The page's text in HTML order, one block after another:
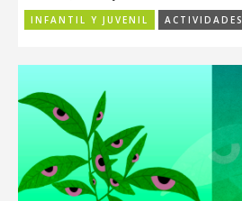
INFANTIL Y JUVENIL ACTIVIDADES